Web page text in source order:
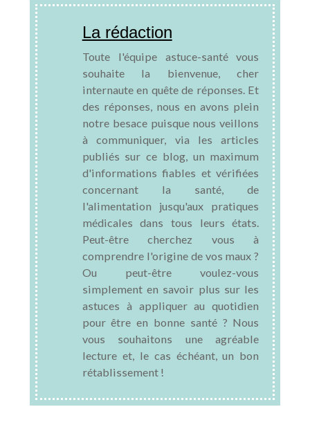
La rédaction
Toute l'équipe astuce-santé vous
souhaite la bienvenue, cher
internaute en quête de réponses. Et
des réponses, nous en avons plein
notre besace puisque nous veillons
à communiquer, via les articles
publiés sur ce blog, un maximum
d'informations fiables et vérifiées
concernant la santé, de
l'alimentation jusqu'aux pratiques
médicales dans tous leurs états.
Peut-être cherchez vous à
comprendre l'origine de vos maux ?
Ou peut-être voulez-vous
simplement en savoir plus sur les
astuces à appliquer au quotidien
pour être en bonne santé ? Nous
vous souhaitons une agréable
lecture et, le cas échéant, un bon
rétablissement !